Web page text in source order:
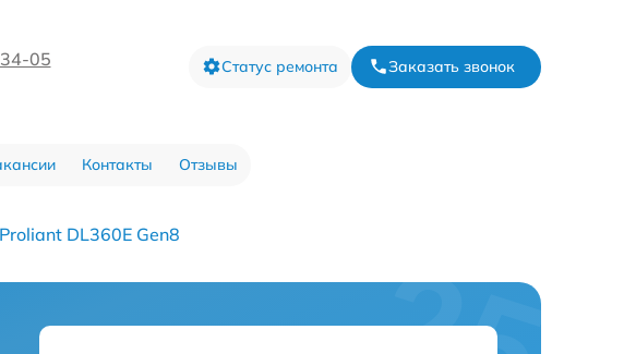
05 Статус ремонта Заказать звонок
Контакты Отзывы
DL360E Gen8